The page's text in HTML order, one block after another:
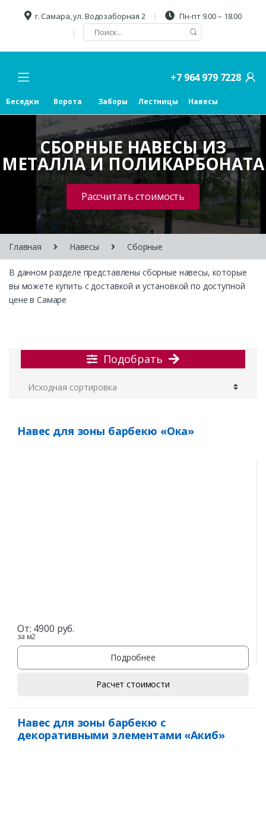
г. Самара, ул. Водозаборная 2 Пн-пт 9.00 – 18.00
+7 964 979 7228
Беседки Ворота Заборы Лестницы Навесы
СБОРНЫЕ НАВЕСЫ ИЗ
МЕТАЛЛА И ПОЛИКАРБОНАТА
Рассчитать стоимость
Главная Навесы Сборные
В данном разделе представлены сборные навесы, которые
вы можете купить с доставкой и установкой по доступной
цене в Самаре
Подобрать
Навес для зоны барбекю «Ока»
От: 4900 руб.
за м2
Подробнее
Расчет стоимости
Навес для зоны барбекю с
декоративными элементами «Акиб»